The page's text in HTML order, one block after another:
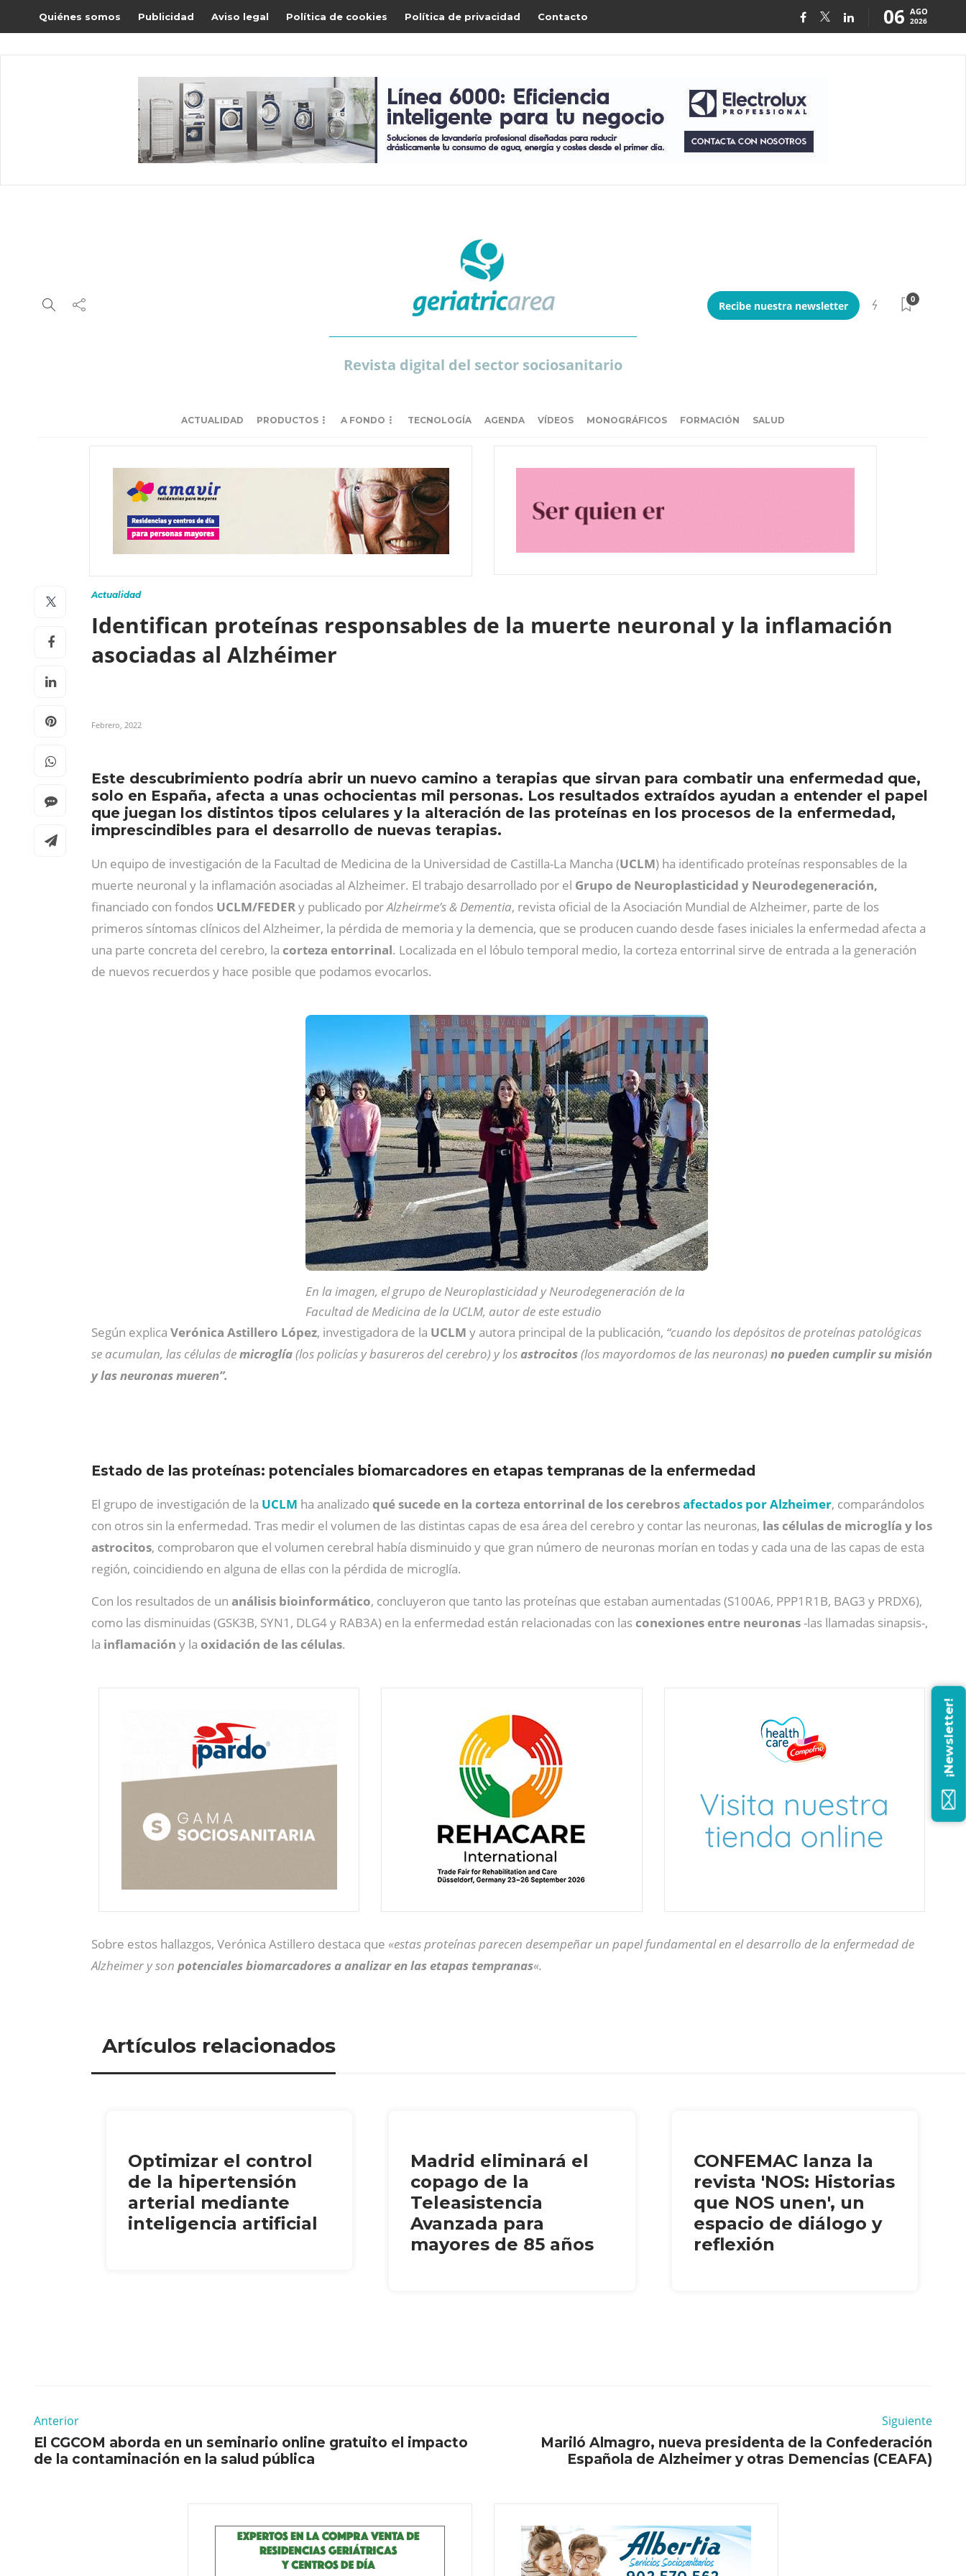
Quiénes somos Publicidad Aviso legal Política de cookies Política de privacidad Contacto 06 AGO
2026
Revista digital del sector sociosanitario
Recibe nuestra newsletter
0
ACTUALIDAD PRODUCTOS A FONDO TECNOLOGÍA AGENDA VÍDEOS MONOGRÁFICOS FORMACIÓN SALUD
Actualidad
Identifican proteínas responsables de la muerte neuronal y la inflamación
asociadas al Alzhéimer
Febrero, 2022
Este descubrimiento podría abrir un nuevo camino a terapias que sirvan para combatir una enfermedad que,
solo en España, afecta a unas ochocientas mil personas. Los resultados extraídos ayudan a entender el papel
que juegan los distintos tipos celulares y la alteración de las proteínas en los procesos de la enfermedad,
imprescindibles para el desarrollo de nuevas terapias.
Un equipo de investigación de la Facultad de Medicina de la Universidad de Castilla-La Mancha (UCLM) ha identificado proteínas responsables de la
muerte neuronal y la inflamación asociadas al Alzheimer. El trabajo desarrollado por el Grupo de Neuroplasticidad y Neurodegeneración,
financiado con fondos UCLM/FEDERy publicado porAlzheirme’s & Dementia, revista oficial de la Asociación Mundial de Alzheimer, parte de los
primeros síntomas clínicos del Alzheimer, la pérdida de memoria y la demencia, que se producen cuando desde fases iniciales la enfermedad afecta a
una parte concreta del cerebro, la corteza entorrinal. Localizada en el lóbulo temporal medio, la corteza entorrinal sirve de entrada a la generación
de nuevos recuerdos y hace posible que podamos evocarlos.
En la imagen, el grupo de Neuroplasticidad y Neurodegeneración de la
Facultad de Medicina de la UCLM, autor de este estudio
Según explica Verónica Astillero López, investigadora de la UCLM y autora principal de la publicación, “cuando los depósitos de proteínas patológicas
se acumulan, las células demicroglía(los policías y basureros del cerebro) y losastrocitos(los mayordomos de las neuronas) no pueden cumplir su misión
y las neuronas mueren”.
Estado de las proteínas: potenciales biomarcadores en etapas tempranas de la enfermedad
El grupo de investigación de la UCLM ha analizado qué sucede en la corteza entorrinal de los cerebrosafectados por Alzheimer, comparándolos
con otros sin la enfermedad. Tras medir el volumen de las distintas capas de esa área del cerebro y contar las neuronas, las células de microglía y los
astrocitos, comprobaron que el volumen cerebral había disminuido y que gran número de neuronas morían en todas y cada una de las capas de esta
región, coincidiendo en alguna de ellas con la pérdida de microglía.
Con los resultados de un análisis bioinformático, concluyeron que tanto las proteínas que estaban aumentadas (S100A6, PPP1R1B, BAG3 y PRDX6),
como las disminuidas (GSK3B, SYN1, DLG4 y RAB3A) en la enfermedad están relacionadas con lasconexiones entre neuronas-las llamadas sinapsis-,
la inflamación y la oxidación de las células.
Sobre estos hallazgos, Verónica Astillero destaca que «estas proteínas parecen desempeñar un papel fundamental en el desarrollo de la enfermedad de
Alzheimer y son potenciales biomarcadores a analizar en las etapas tempranas«.
Artículos relacionados
Optimizar el control
de la hipertensión
arterial mediante
inteligencia artificial
Madrid eliminará el
copago de la
Teleasistencia
Avanzada para
mayores de 85 años
CONFEMAC lanza la
revista 'NOS: Historias
que NOS unen', un
espacio de diálogo y
reflexión
Anterior
El CGCOM aborda en un seminario online gratuito el impacto
de la contaminación en la salud pública
Siguiente
Mariló Almagro, nueva presidenta de la Confederación
Española de Alzheimer y otras Demencias (CEAFA)
¡Newsletter!